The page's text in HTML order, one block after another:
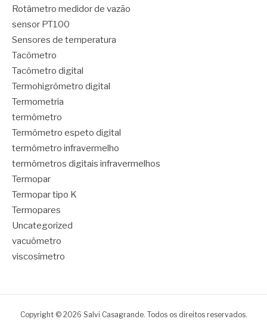
Rotâmetro medidor de vazão
sensor PT100
Sensores de temperatura
Tacômetro
Tacômetro digital
Termohigrômetro digital
Termometria
termômetro
Termômetro espeto digital
termômetro infravermelho
termômetros digitais infravermelhos
Termopar
Termopar tipo K
Termopares
Uncategorized
vacuômetro
viscosímetro
Copyright © 2026 Salvi Casagrande. Todos os direitos reservados.